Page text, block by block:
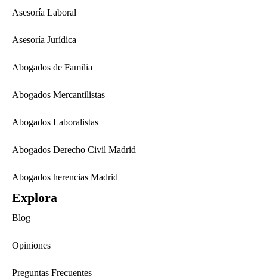
Asesoría Laboral
Asesoría Jurídica
Abogados de Familia
Abogados Mercantilistas
Abogados Laboralistas
Abogados Derecho Civil Madrid
Abogados herencias Madrid
Explora
Blog
Opiniones
Preguntas Frecuentes